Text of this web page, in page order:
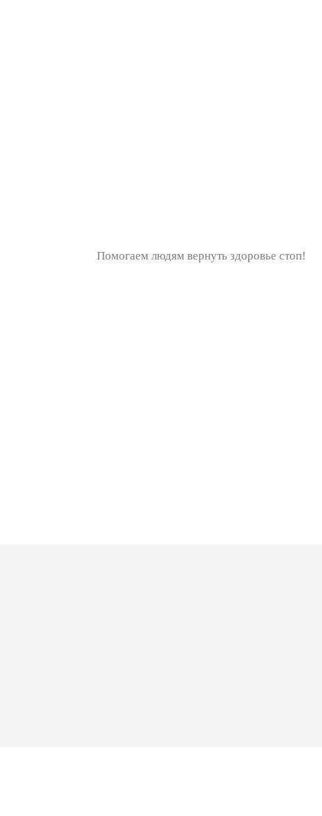
Помогаем людям вернуть здоровье стоп!